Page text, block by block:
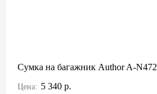
Сумка на багажник Author A-N472
Цена: 5 340 р.